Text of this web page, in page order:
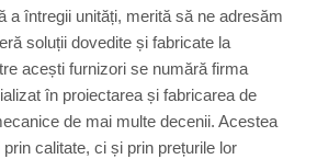
a întregii unități, merită să ne adresăm
soluții dovedite și fabricate la
acești furnizori se numără firma
în proiectarea și fabricarea de
de mai multe decenii. Acestea
calitate, ci și prin prețurile lor